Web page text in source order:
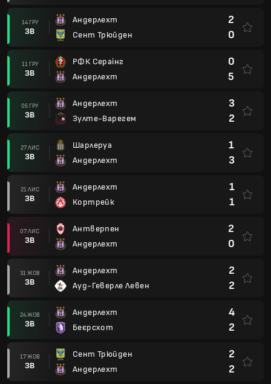
14 ГРУ
ЗВ
Андерлехт
Сент Трюйден
2
0
11 ГРУ
ЗВ
РФК Сераінг
Андерлехт
0
5
05 ГРУ
ЗВ
Андерлехт
Зулте-Варегем
3
2
27 ЛИС
ЗВ
Шарлеруа
Андерлехт
1
3
21 ЛИС
ЗВ
Андерлехт
Кортрейк
1
1
07 ЛИС
ЗВ
Антверпен
Андерлехт
2
0
31 ЖОВ
ЗВ
Андерлехт
Ауд-Геверле Левен
2
2
24 ЖОВ
ЗВ
Андерлехт
Беєрсхот
4
2
17 ЖОВ
ЗВ
Сент Трюйден
Андерлехт
2
2